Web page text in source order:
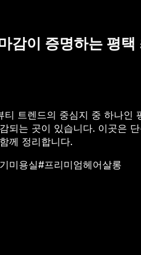
감이 증명하는 평
트렌드의 중심지 중 하나인
되는 곳이 있습니다. 이곳은
께 정리합니다.
미용실#프리미엄헤어살롱